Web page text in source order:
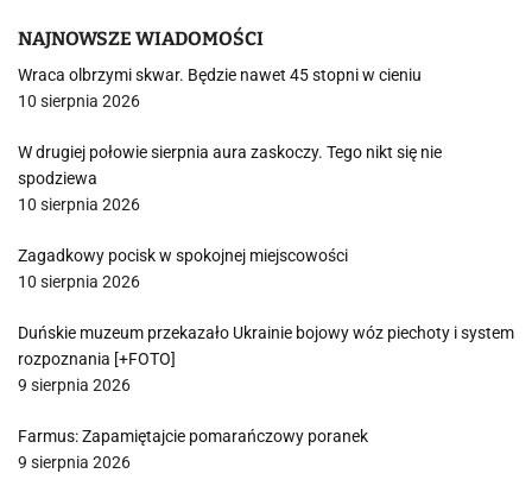
NAJNOWSZE WIADOMOŚCI
Wraca olbrzymi skwar. Będzie nawet 45 stopni w cieniu
10 sierpnia 2026
W drugiej połowie sierpnia aura zaskoczy. Tego nikt się nie
spodziewa
10 sierpnia 2026
Zagadkowy pocisk w spokojnej miejscowości
10 sierpnia 2026
Duńskie muzeum przekazało Ukrainie bojowy wóz piechoty i system
rozpoznania [+FOTO]
9 sierpnia 2026
Farmus: Zapamiętajcie pomarańczowy poranek
9 sierpnia 2026